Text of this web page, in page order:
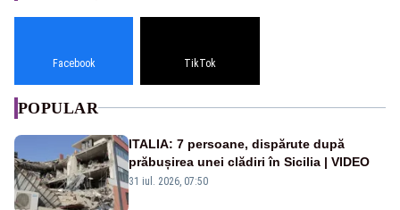
Facebook TikTok
POPULAR
ITALIA: 7 persoane, dispărute după
prăbușirea unei clădiri în Sicilia | VIDEO
31 iul. 2026, 07:50